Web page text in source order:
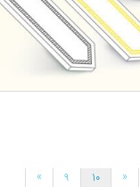
» 9 10 «